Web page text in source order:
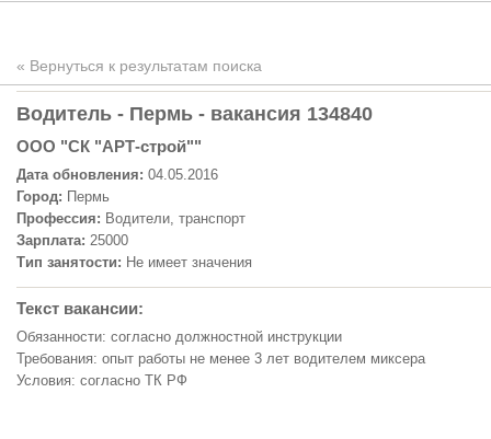
« Вернуться к результатам поиска
Водитель - Пермь - вакансия 134840
ООО "СК "АРТ-строй""
Дата обновления: 04.05.2016
Город: Пермь
Профессия: Водители, транспорт
Зарплата: 25000
Тип занятости: Не имеет значения
Текст вакансии:
Обязанности: согласно должностной инструкции
Требования: опыт работы не менее 3 лет водителем миксера
Условия: согласно ТК РФ